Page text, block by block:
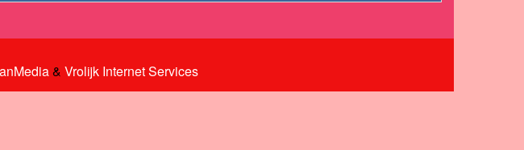
& Vrolijk Internet Services